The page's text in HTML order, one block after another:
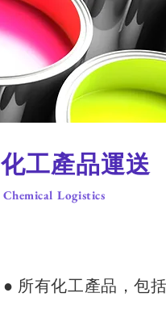
化工產品運送
Chemical Logistics
​● 所有化工產品，包